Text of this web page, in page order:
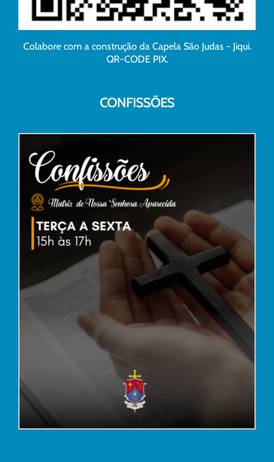
Colabore com a construção da Capela São Judas - Jiqui.
QR-CODE PIX.
CONFISSÕES